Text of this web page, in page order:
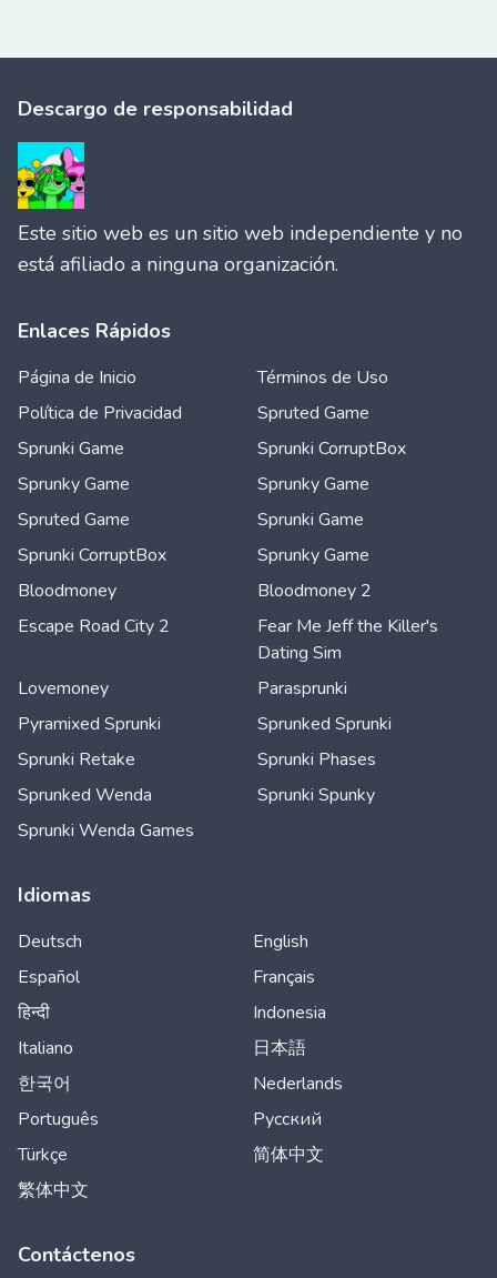
Descargo de responsabilidad
Este sitio web es un sitio web independiente y no
está afiliado a ninguna organización.
Enlaces Rápidos
Página de Inicio
Términos de Uso
Política de Privacidad
Spruted Game
Sprunki Game
Sprunki CorruptBox
Sprunky Game
Sprunky Game
Spruted Game
Sprunki Game
Sprunki CorruptBox
Sprunky Game
Bloodmoney
Bloodmoney 2
Escape Road City 2
Fear Me Jeff the Killer's
Dating Sim
Lovemoney
Parasprunki
Pyramixed Sprunki
Sprunked Sprunki
Sprunki Retake
Sprunki Phases
Sprunked Wenda
Sprunki Spunky
Sprunki Wenda Games
Idiomas
Deutsch
English
Español
Français
हिन्दी
Indonesia
Italiano
日本語
한국어
Nederlands
Português
Русский
Türkçe
简体中文
繁体中文
Contáctenos